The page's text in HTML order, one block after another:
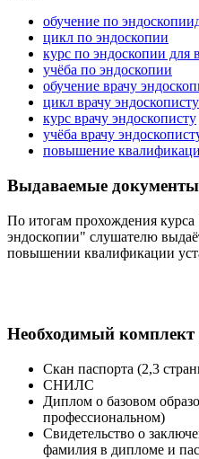
обучение по
цикл по эндоскопии
курс по эндоскопии для
учёба по эндоскопии
обучение врачу
цикл врачу эндоскописту
курс врачу эндоскописту
учёба врачу
повышение
Выдаваемые документы
По итогам прохождения
эндоскопии" слушателю
повышении квалификации
Необходимый комплект
Скан паспорта (2,3
СНИЛС
Диплом о базовом
профессиональном)
Свидетельство о
фамилия в дипломе и